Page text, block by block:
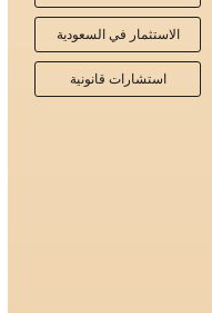
الاستثمار في السعودية
استشارات قانونية